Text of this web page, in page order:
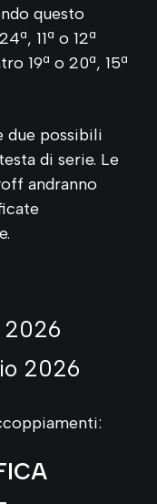
questo
11ª o 12ª
19ª o 20ª, 15ª
due possibili
di serie. Le
andranno
2026
2026